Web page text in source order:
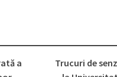
a
Trucuri de